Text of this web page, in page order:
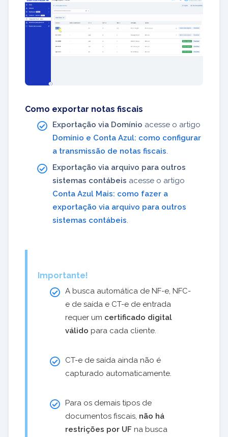
Como exportar notas fiscais
Exportação via Domínio acesse o artigo
Domínio e Conta Azul: como configurar
a transmissão de notas fiscais.
Exportação via arquivo para outros
sistemas contábeis acesse o artigo
Conta Azul Mais: como fazer a
exportação via arquivo para outros
sistemas contábeis.
Importante!
A busca automática de NF-e, NFC-
e de saída e CT-e de entrada
requer um certificado digital
válido para cada cliente.
CT-e de saída ainda não é
capturado automaticamente.
Para os demais tipos de
documentos fiscais, não há
restrições por UF na busca